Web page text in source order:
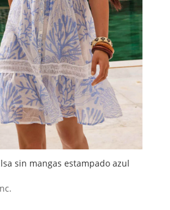
sin mangas estampado azul